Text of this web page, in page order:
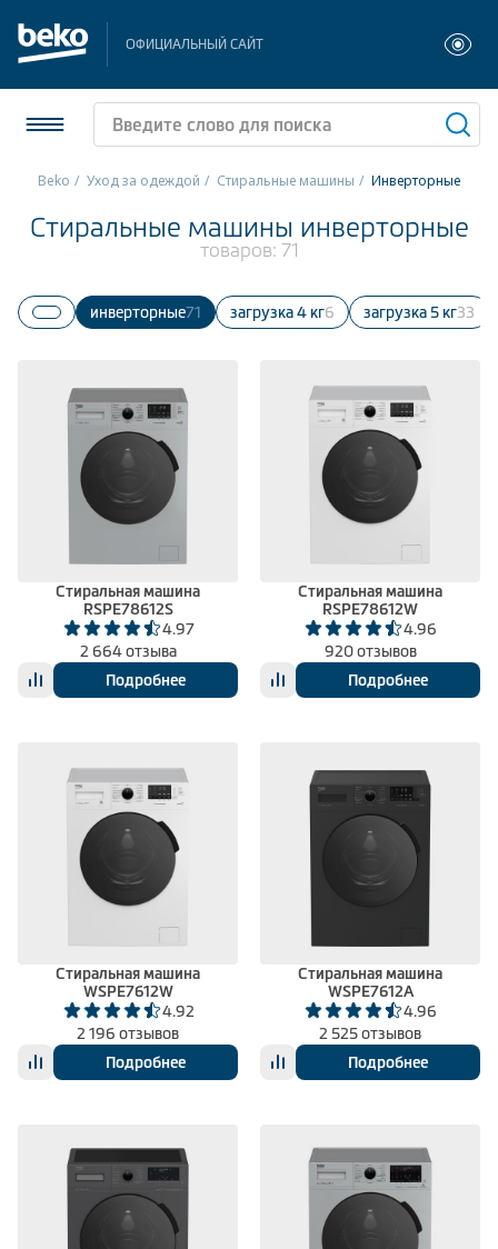
ОФИЦИАЛЬНЫЙ САЙТ
Холодильники и морозильники
Посудомоечные машины
Встраиваемая техника
Малая бытовая техника
Климатическая техника
Сравнить
Beko Уход за одеждой Стиральные машины инверторные
Стиральные машины инверторные
товаров: 71
инверторные 71 Загрузка 4 кг6 Загрузка 5 кг 33
Стиральная машина
RSPE78612S
4.97
2 664 отзыва
Подробнее
Стиральная машина
RSPE78612W
4.96
920 отзывов
Подробнее
Стиральная машина
WSPE7612W
4.92
2 196 отзывов
Подробнее
Стиральная машина
WSPE7612A
4.96
2 525 отзывов
Подробнее